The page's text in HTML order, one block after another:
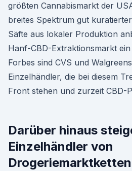
größten Cannabismarkt der
breites Spektrum gut
Säfte aus lokaler Produktion
Hanf-CBD-Extraktionsmarkt
Forbes sind CVS und
Einzelhändler, die bei diesem
Front stehen und zurzeit CBD-
Darüber hinaus
Einzelhändler von